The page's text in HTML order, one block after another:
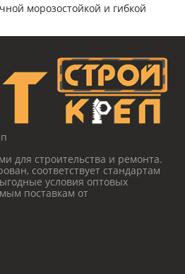
морозостойкой и гибкой
для строительства и ремонта.
соответствует стандартам
условия оптовых
поставкам от